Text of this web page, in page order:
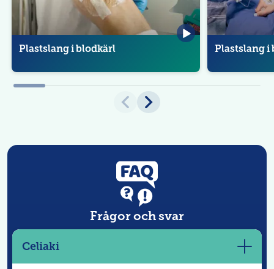
Plastslang i blodkärl Plastslang i
Frågor och svar
mer
Celiaki